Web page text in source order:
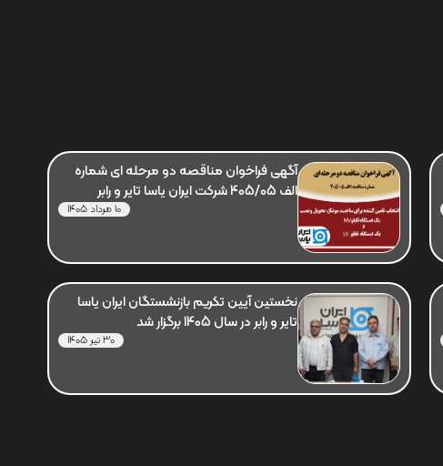
آگهی فراخوان مناقصه دو مرحله ای شماره
الف 405/05 شرکت ایران یاسا تایر و رابر
10 مرداد 1405
نخستین آیین تکریم بازنشستگان ایران یاسا
تایر و رابر در سال 1405 برگزار شد
30 تیر 1405